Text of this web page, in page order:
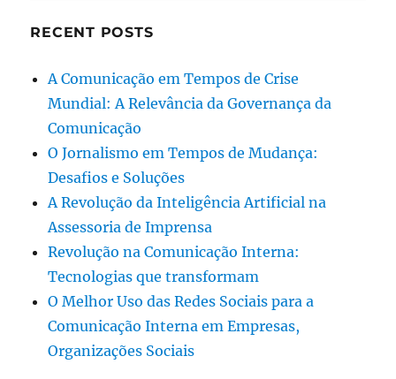
RECENT POSTS
A Comunicação em Tempos de Crise
Mundial: A Relevância da Governança da
Comunicação
O Jornalismo em Tempos de Mudança:
Desafios e Soluções
A Revolução da Inteligência Artificial na
Assessoria de Imprensa
Revolução na Comunicação Interna:
Tecnologias que transformam
O Melhor Uso das Redes Sociais para a
Comunicação Interna em Empresas,
Organizações Sociais